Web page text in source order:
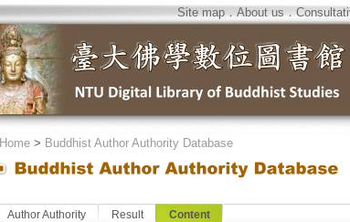
Site map．About us．
Home> Buddhist Author Authority Database
Author Authority Result Content